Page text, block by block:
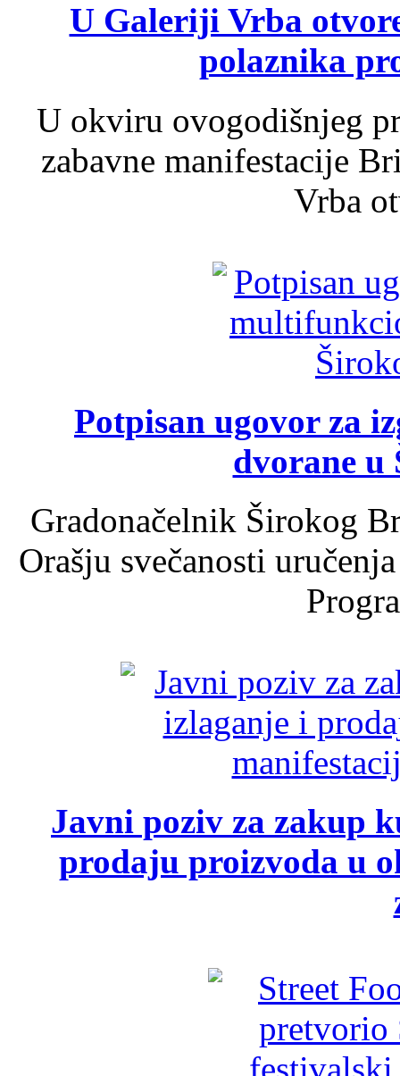
U Galeriji Vrba
polaznika
U okviru ovogodišnjeg
zabavne manifestacije
Vrba
Potpisan ugovor za
dvorane u
Gradonačelnik Širokog
Orašju svečanosti
Javni poziv za zakup
prodaju proizvoda u